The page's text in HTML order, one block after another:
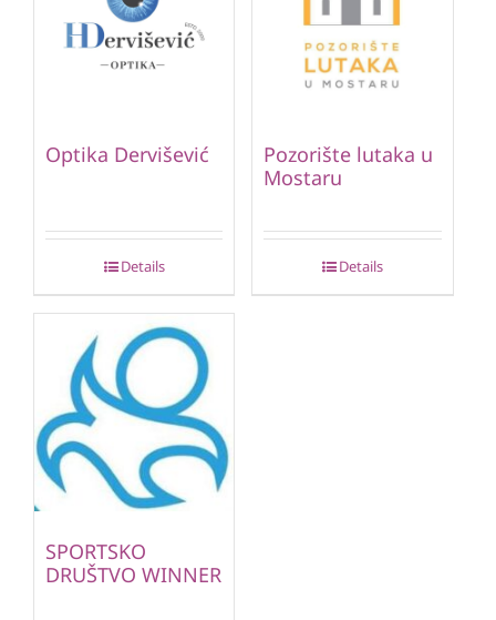
Optika Dervišević
Details
Pozorište lutaka u
Mostaru
Details
SPORTSKO
DRUŠTVO WINNER